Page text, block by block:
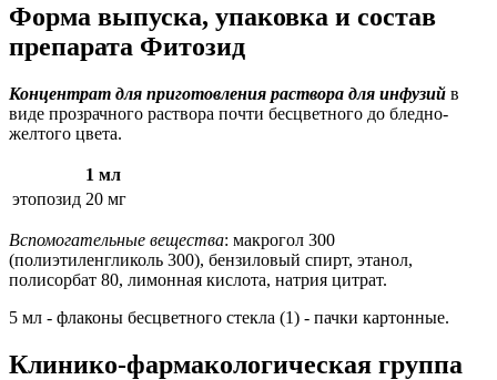
Форма выпуска, упаковка и состав
препарата Фитозид
Концентрат для приготовления раствора для инфузий в
виде прозрачного раствора почти бесцветного до бледно-
желтого цвета.
1 мл
этопозид 20 мг
Вспомогательные вещества: макрогол 300
(полиэтиленгликоль 300), бензиловый спирт, этанол,
полисорбат 80, лимонная кислота, натрия цитрат.
5 мл - флаконы бесцветного стекла (1) - пачки картонные.
Клинико-фармакологическая группа